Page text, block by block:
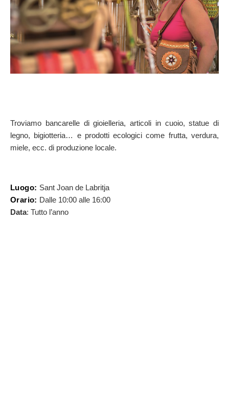
Troviamo bancarelle di gioielleria, articoli in cuoio, statue di
legno, bigiotteria… e prodotti ecologici come frutta, verdura,
miele, ecc. di produzione locale.
Luogo: Sant Joan de Labritja
Orario: Dalle 10:00 alle 16:00
Data: Tutto l’anno